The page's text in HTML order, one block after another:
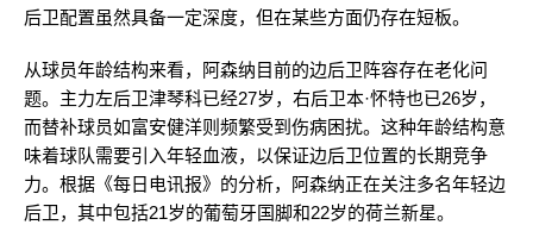
后卫配置虽然具备一定深度，但在某些方面仍存在短板。
从球员年龄结构来看，阿森纳目前的边后卫阵容存在老化问
题。主力左后卫津琴科已经27岁，右后卫本·怀特也已26岁，
而替补球员如富安健洋则频繁受到伤病困扰。这种年龄结构意
味着球队需要引入年轻血液，以保证边后卫位置的长期竞争
力。根据《每日电讯报》的分析，阿森纳正在关注多名年轻边
后卫，其中包括21岁的葡萄牙国脚和22岁的荷兰新星。